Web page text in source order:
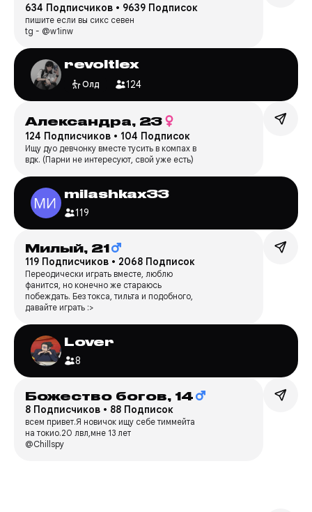
634 Подписчиков • 9639 Подписок
пишите если вы сикс севен
tg - @w1inw
revoltlex
Олд 124
Александра, 23
124 Подписчиков • 104 Подписок
Ищу дуо девчонку вместе тусить в компах в
вдк. (Парни не интересуют, свой уже есть)
milashkax33
119
Милый, 21
119 Подписчиков • 2068 Подписок
Переодически играть вместе, люблю
фанится, но конечно же стараюсь
побеждать. Без токса, тильта и подобного,
давайте играть :>
Lover
8
Божество богов, 14
8 Подписчиков • 88 Подписок
всем привет.Я новичок ищу себе тиммейта
на токио.20 лвл,мне 13 лет
@Chillspy